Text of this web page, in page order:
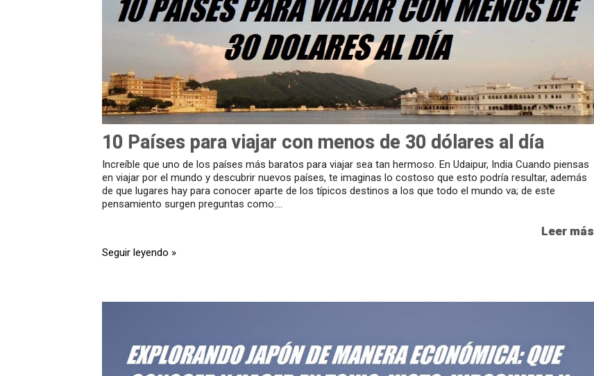
10 Países para viajar con menos de 30 dólares al día
Increíble que uno de los países más baratos para viajar sea tan hermoso. En Udaipur, India Cuando piensas
en viajar por el mundo y descubrir nuevos países, te imaginas lo costoso que esto podría resultar, además
de que lugares hay para conocer aparte de los típicos destinos a los que todo el mundo va; de este
pensamiento surgen preguntas como:...
Leer más
Seguir leyendo »